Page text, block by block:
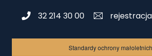
32 214 30 00
Standardy ochrony małoletnich